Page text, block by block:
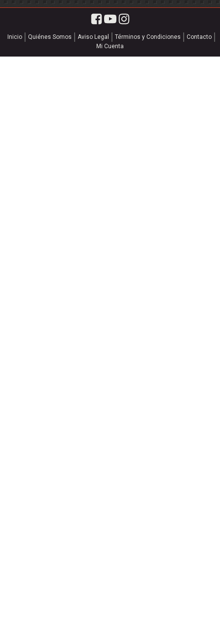
Inicio Quiénes Somos Aviso Legal Términos y Condiciones
Contacto
Mi Cuenta